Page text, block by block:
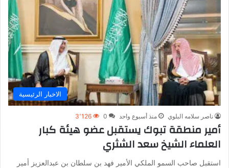
الاخبار الرئيسية
ناصر سلامه البلوي منذ أسبوع واحد 0 3٬126
أمير منطقة تبوك يستقبل عضو هيئة كبار
العلماء الشيخ سعد الشثري
استقبل صاحب السمو الملكي الأمير فهد بن سلطان بن عبدالعزيز أمير